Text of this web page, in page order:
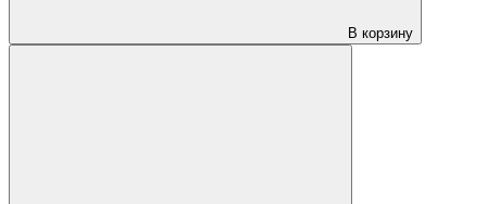
В корзину